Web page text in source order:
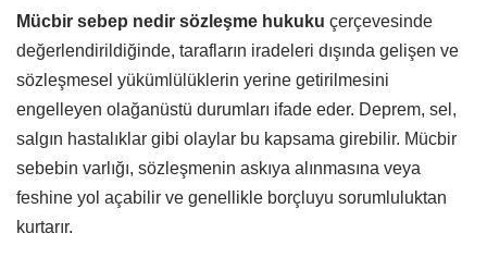
Mücbir sebep nedir sözleşme hukuku çerçevesinde
değerlendirildiğinde, tarafların iradeleri dışında gelişen ve
sözleşmesel yükümlülüklerin yerine getirilmesini
engelleyen olağanüstü durumları ifade eder. Deprem, sel,
salgın hastalıklar gibi olaylar bu kapsama girebilir. Mücbir
sebebin varlığı, sözleşmenin askıya alınmasına veya
feshine yol açabilir ve genellikle borçluyu sorumluluktan
kurtarır.